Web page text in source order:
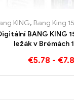
,Jednorázové e-
KING, Bang King
BANG KING
ležák v Brémách
€5.78 - €